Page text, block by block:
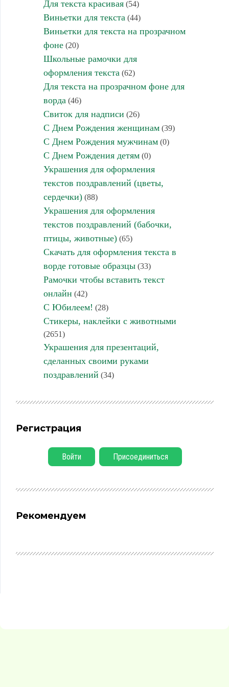
Для текста красивая(54)
Виньетки для текста (44)
Виньетки для текста на прозрачном
фоне(20)
Школьные рамочки для
оформления текста (62)
Для текста на прозрачном фоне для
ворда (46)
Свиток для надписи (26)
С Днем Рождения женщинам(39)
С Днем Рождения мужчинам(0)
С Днем Рождения детям(0)
Украшения для оформления
текстов поздравлений (цветы,
сердечки)(88)
Украшения для оформления
текстов поздравлений (бабочки,
птицы, животные)(65)
Скачать для оформления текста в
ворде готовые образцы(33)
Рамочки чтобы вставить текст
онлайн (42)
С Юбилеем! (28)
Стикеры, наклейки с животными
(2651)
Украшения для презентаций,
сделанных своими руками
поздравлений (34)
Регистрация
Войти Присоединиться
Рекомендуем